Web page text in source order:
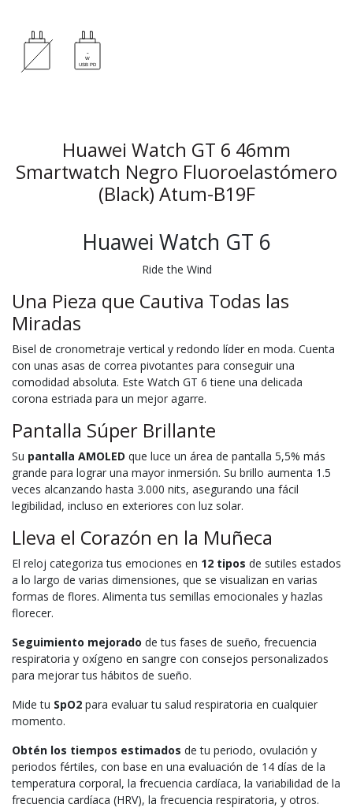
Huawei Watch GT 6 46mm
Smartwatch Negro Fluoroelastómero
(Black) Atum-B19F
Huawei Watch GT 6
Ride the Wind
Una Pieza que Cautiva Todas las
Miradas
Bisel de cronometraje vertical y redondo líder en moda. Cuenta
con unas asas de correa pivotantes para conseguir una
comodidad absoluta. Este Watch GT 6 tiene una delicada
corona estriada para un mejor agarre.
Pantalla Súper Brillante
Su pantalla AMOLED que luce un área de pantalla 5,5% más
grande para lograr una mayor inmersión. Su brillo aumenta 1.5
veces alcanzando hasta 3.000 nits, asegurando una fácil
legibilidad, incluso en exteriores con luz solar.
Lleva el Corazón en la Muñeca
El reloj categoriza tus emociones en 12 tipos de sutiles estados
a lo largo de varias dimensiones, que se visualizan en varias
formas de flores. Alimenta tus semillas emocionales y hazlas
florecer.
Seguimiento mejorado de tus fases de sueño, frecuencia
respiratoria y oxígeno en sangre con consejos personalizados
para mejorar tus hábitos de sueño.
Mide tu SpO2 para evaluar tu salud respiratoria en cualquier
momento.
Obtén los tiempos estimados de tu periodo, ovulación y
periodos fértiles, con base en una evaluación de 14 días de la
temperatura corporal, la frecuencia cardíaca, la variabilidad de la
frecuencia cardíaca (HRV), la frecuencia respiratoria, y otros.